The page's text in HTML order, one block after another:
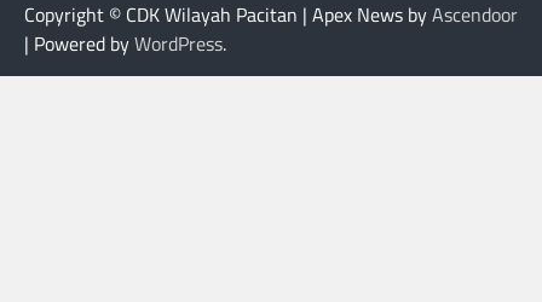
Copyright © CDK Wilayah Pacitan | Apex News byAscendoor
| Powered byWordPress.